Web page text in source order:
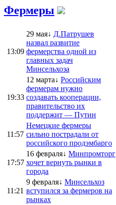
Фермеры
13:09
29 мая↓ Д.Патрушев
назвал развитие
фермерства одной из
главных задач
Минсельхоза
19:33
12 марта↓ Российским
фермерам нужно
создавать кооперации,
правительство их
поддержит — Путин
11:57
Немецкие фермеры
сильно пострадали от
российского продэмбарго
17:57
16 февраля↓ Минпромторг
хочет вернуть рынки в
города
11:21
9 февраля↓ Минсельхоз
вступился за фермеров на
рынках